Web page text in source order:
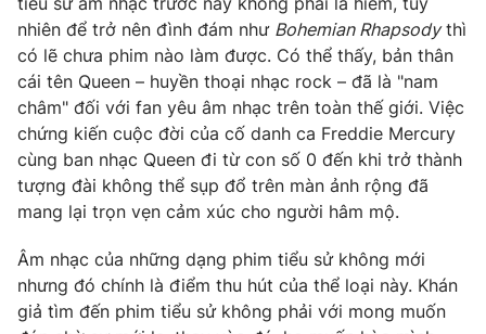
nhiên để trở nên đình đám như Bohemian Rhapsodythì
có lẽ chưa phim nào làm được. Có thể thấy, bản thân
cái tên Queen – huyền thoại nhạc rock – đã là "nam
châm" đối với fan yêu âm nhạc trên toàn thế giới. Việc
chứng kiến cuộc đời của cố danh ca Freddie Mercury
cùng ban nhạc Queen đi từ con số 0 đến khi trở thành
tượng đài không thể sụp đổ trên màn ảnh rộng đã
mang lại trọn vẹn cảm xúc cho người hâm mộ.
Âm nhạc của những dạng phim tiểu sử không mới
nhưng đó chính là điểm thu hút của thể loại này. Khán
giả tìm đến phim tiểu sử không phải với mong muốn